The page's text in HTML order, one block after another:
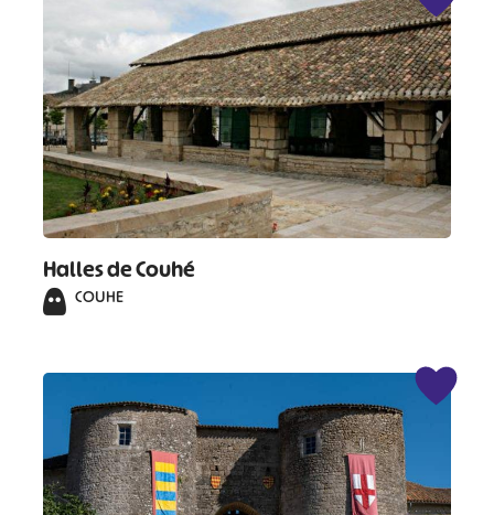
Halles de Couhé
COUHE